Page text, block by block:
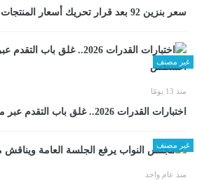
سعر بنزين 92 بعد قرار تحريك أسعار المنتجات البترولية
غير مصنف
منذ 13 يومًا
اختبارات القدرات 2026.. غلق باب التقدم عبر موقع التنسيق 6 أغسطس
غير مصنف
منذ عام واحد